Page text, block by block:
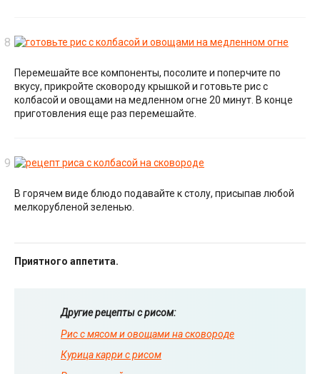
Перемешайте все компоненты, посолите и поперчите по
вкусу, прикройте сковороду крышкой и готовьте рис с
колбасой и овощами на медленном огне 20 минут. В конце
приготовления еще раз перемешайте.
В горячем виде блюдо подавайте к столу, присыпав любой
мелкорубленой зеленью.
Приятного аппетита.
Другие рецепты с рисом:
Рис с мясом и овощами на сковороде
Курица карри с рисом